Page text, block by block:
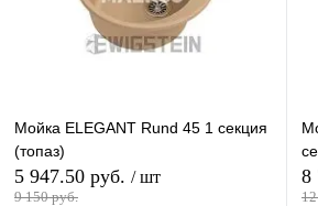
Мойка ELEGANT Rund 45 1 секция
(топаз)
5 947.50 руб. / шт
9 150 руб.
8